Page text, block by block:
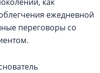
ежедневной
переговоры со